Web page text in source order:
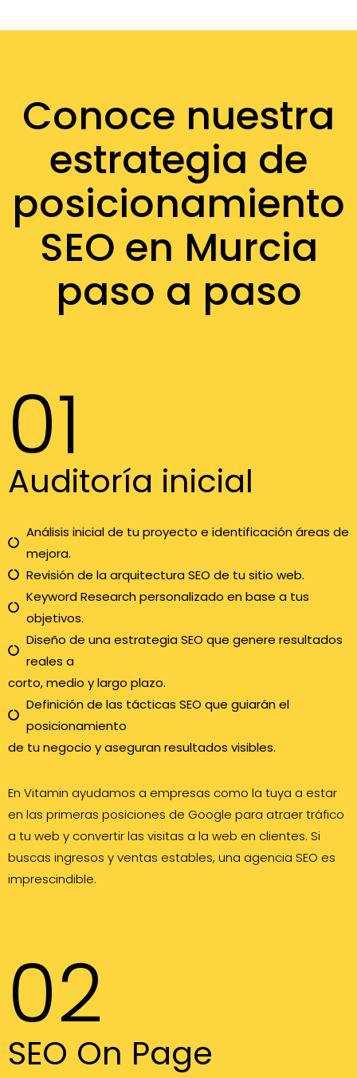
Conoce nuestra
estrategia de
posicionamiento
SEO en Murcia
paso a paso
01
Auditoría inicial
Análisis inicial de tu proyecto e identificación áreas de
mejora.
Revisión de la arquitectura SEO de tu sitio web.
Keyword Research personalizado en base a tus
objetivos.
Diseño de una estrategia SEO que genere resultados
reales a
corto, medio y largo plazo.
Definición de las tácticas SEO que guiarán el
posicionamiento
de tu negocio y aseguran resultados visibles.
En Vitamin ayudamos a empresas como la tuya a estar
en las primeras posiciones de Google para atraer tráfico
a tu web y convertir las visitas a la web en clientes. Si
buscas ingresos y ventas estables, una agencia SEO es
imprescindible.
02
SEO On Page